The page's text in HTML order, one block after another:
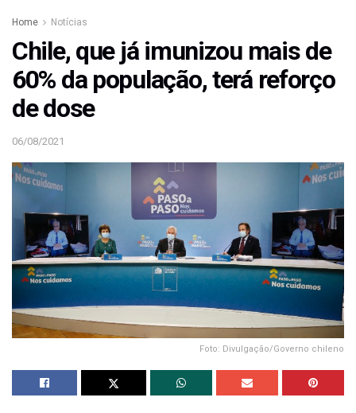
Home Notícias
Chile, que já imunizou mais de
60% da população, terá reforço
de dose
06/08/2021
Foto: Divulgação/Governo chileno